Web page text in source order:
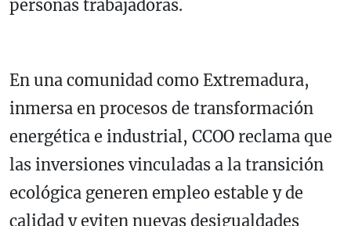
personas trabajadoras.
En una comunidad como Extremadura,
inmersa en procesos de transformación
energética e industrial, CCOO reclama que
las inversiones vinculadas a la transición
ecológica generen empleo estable y de
calidad y eviten nuevas desigualdades